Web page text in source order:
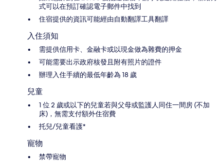
式可以在預訂確認電子郵件中找到
住宿提供的資訊可能經由自動翻譯工具翻譯
入住須知
需提供信用卡、金融卡或以現金做為雜費的押金
可能需要出示政府核發且附有照片的證件
辦理入住手續的最低年齡為 18 歲
兒童
1 位 2 歲或以下的兒童若與父母或監護人同住一間房 (不加
床)，無需支付額外住宿費
托兒/兒童看護*
寵物
禁帶寵物